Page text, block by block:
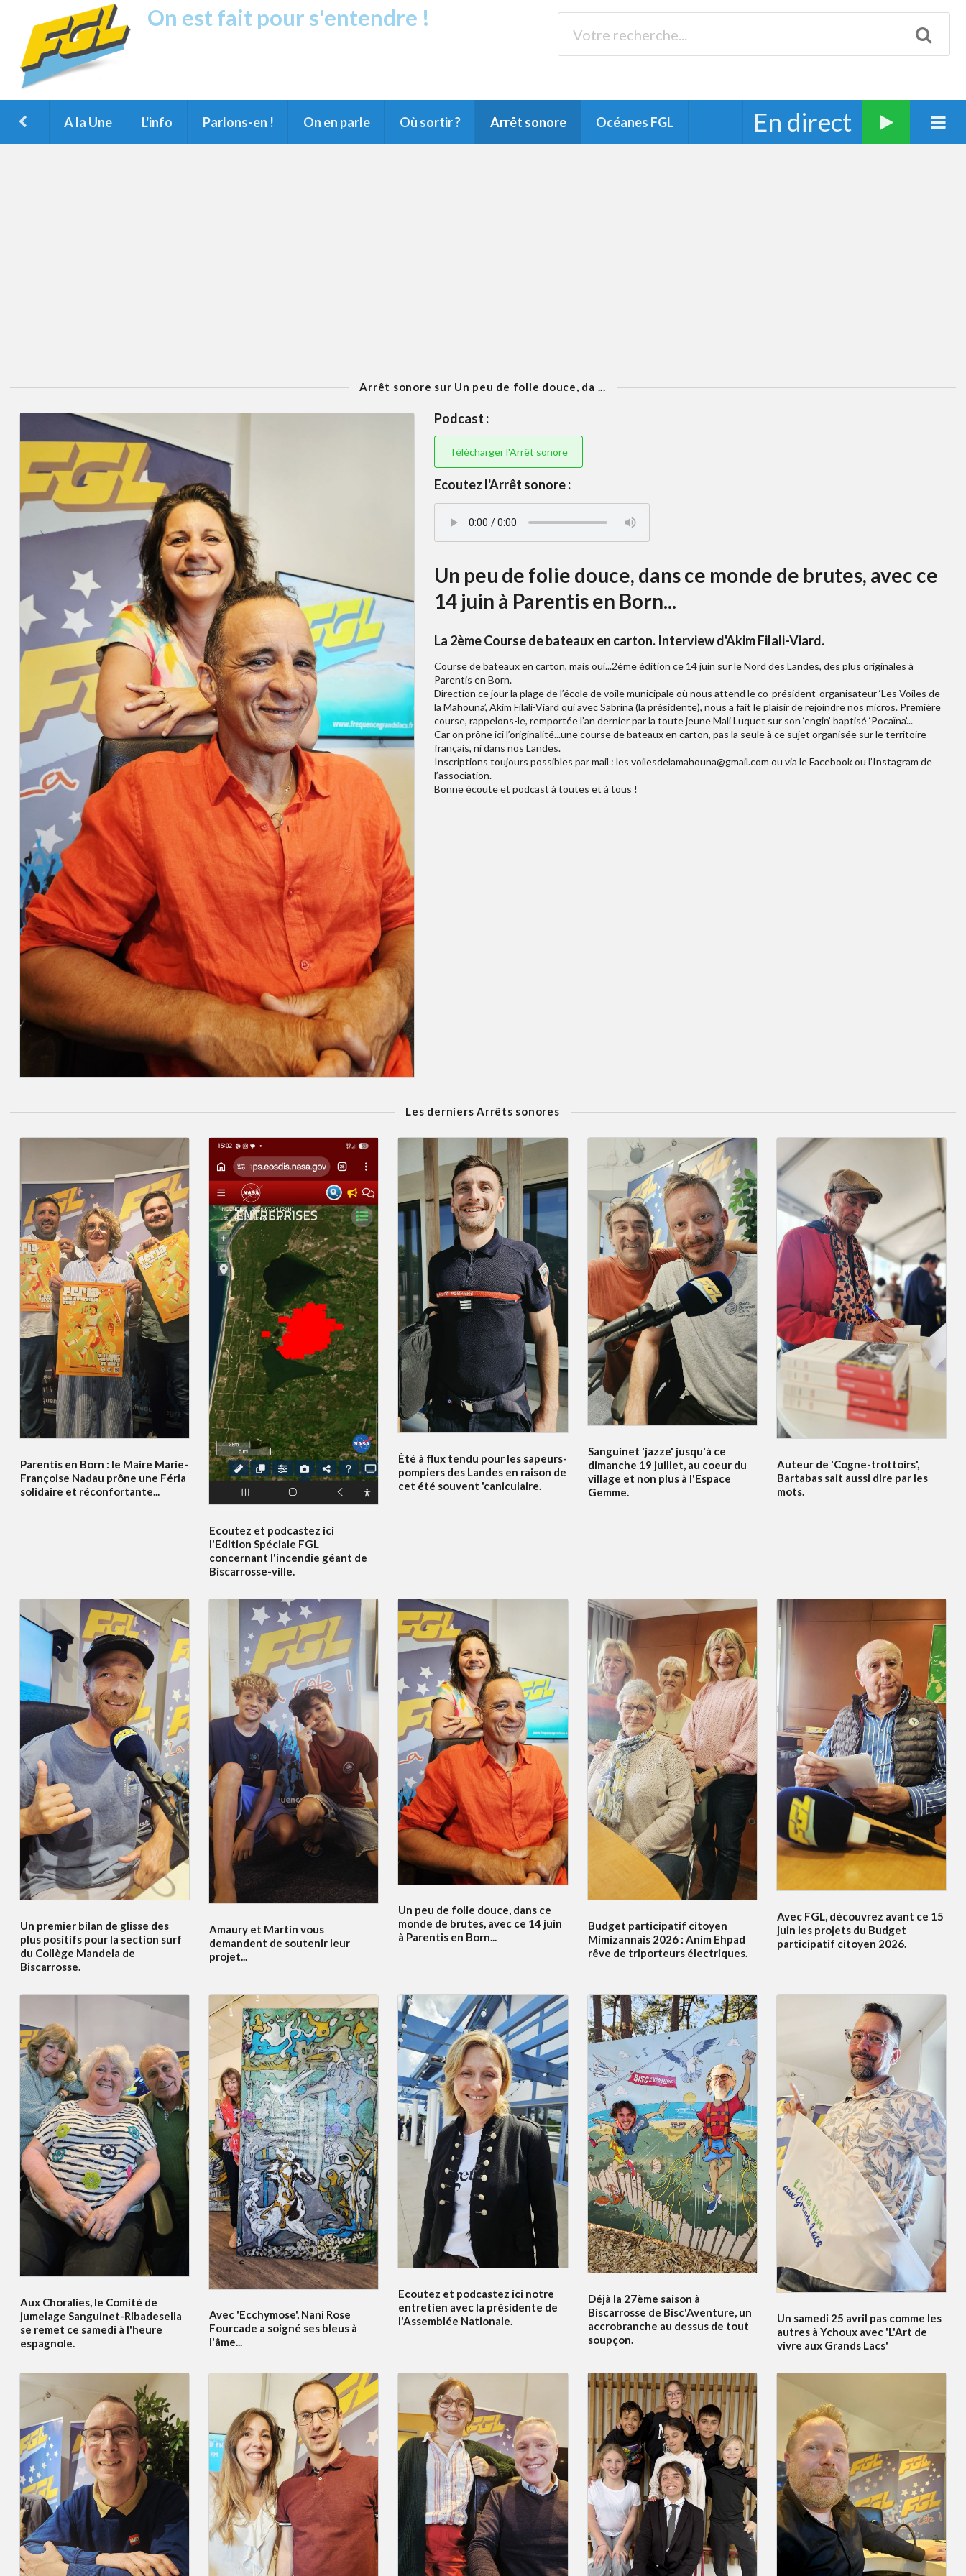
On est fait pour s'entendre !
A la Une L'info Parlons-en ! On en parle Où sortir ? Arrêt sonore Océanes FGL En direct
Arrêt sonore sur Un peu de folie douce, da ...
Podcast :
Télécharger l'Arrêt sonore
Ecoutez l'Arrêt sonore :
Un peu de folie douce, dans ce monde de brutes, avec ce
14 juin à Parentis en Born...
La 2ème Course de bateaux en carton. Interview d'Akim Filali-Viard.
Course de bateaux en carton, mais oui...2ème édition ce 14 juin sur le Nord des Landes, des plus originales à
Parentis en Born.
Direction ce jour la plage de l’école de voile municipale où nous attend le co-président-organisateur ‘Les Voiles de
la Mahouna’, Akim Filali-Viard qui avec Sabrina (la présidente), nous a fait le plaisir de rejoindre nos micros. Première
course, rappelons-le, remportée l’an dernier par la toute jeune Mali Luquet sur son ‘engin’ baptisé ‘Pocaïna’...
Car on prône ici l’originalité...une course de bateaux en carton, pas la seule à ce sujet organisée sur le territoire
français, ni dans nos Landes.
Inscriptions toujours possibles par mail : les voilesdelamahouna@gmail.com ou via le Facebook ou l’Instagram de
l’association.
Bonne écoute et podcast à toutes et à tous !
Les derniers Arrêts sonores
Parentis en Born : le Maire Marie-
Françoise Nadau prône une Féria
solidaire et réconfortante...
Ecoutez et podcastez ici
l'Edition Spéciale FGL
concernant l'incendie géant de
Biscarrosse-ville.
Été à flux tendu pour les sapeurs-
pompiers des Landes en raison de
cet été souvent 'caniculaire.
Sanguinet 'jazze' jusqu'à ce
dimanche 19 juillet, au coeur du
village et non plus à l'Espace
Gemme.
Auteur de 'Cogne-trottoirs',
Bartabas sait aussi dire par les
mots.
Un premier bilan de glisse des
plus positifs pour la section surf
du Collège Mandela de
Biscarrosse.
Amaury et Martin vous
demandent de soutenir leur
projet...
Un peu de folie douce, dans ce
monde de brutes, avec ce 14 juin
à Parentis en Born...
Budget participatif citoyen
Mimizannais 2026 : Anim Ehpad
rêve de triporteurs électriques.
Avec FGL, découvrez avant ce 15
juin les projets du Budget
participatif citoyen 2026.
Aux Choralies, le Comité de
jumelage Sanguinet-Ribadesella
se remet ce samedi à l'heure
espagnole.
Avec 'Ecchymose', Nani Rose
Fourcade a soigné ses bleus à
l'âme...
Ecoutez et podcastez ici notre
entretien avec la présidente de
l'Assemblée Nationale.
Déjà la 27ème saison à
Biscarrosse de Bisc'Aventure, un
accrobranche au dessus de tout
soupçon.
Un samedi 25 avril pas comme les
autres à Ychoux avec 'L'Art de
vivre aux Grands Lacs'